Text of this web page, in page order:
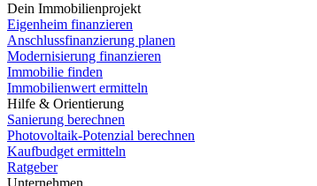
Dein Immobilienprojekt
Eigenheim finanzieren
Anschlussfinanzierung planen
Modernisierung finanzieren
Immobilie finden
Immobilienwert ermitteln
Hilfe & Orientierung
Sanierung berechnen
Photovoltaik-Potenzial berechnen
Kaufbudget ermitteln
Ratgeber